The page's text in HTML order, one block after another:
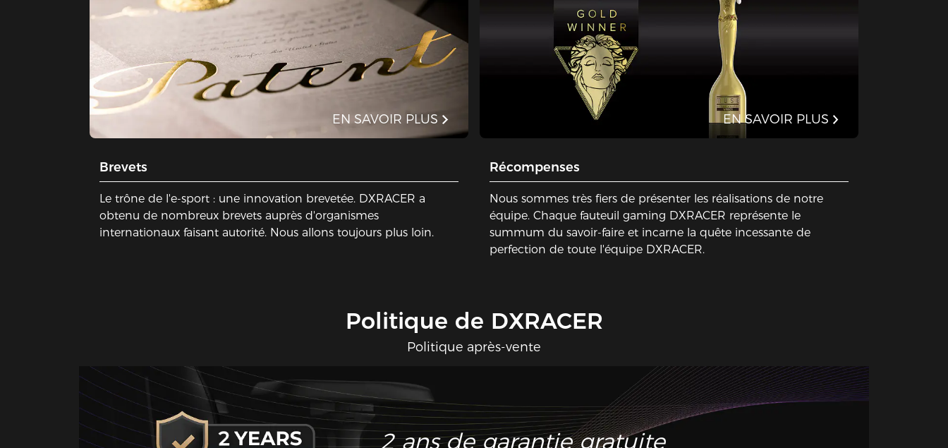
EN SAVOIR PLUS
Brevets
Le trône de l'e-sport : une innovation brevetée. DXRACER a
obtenu de nombreux brevets auprès d'organismes
internationaux faisant autorité. Nous allons toujours plus loin.
EN SAVOIR PLUS
Récompenses
Nous sommes très fiers de présenter les réalisations de notre
équipe. Chaque fauteuil gaming DXRACER représente le
summum du savoir-faire et incarne la quête incessante de
perfection de toute l'équipe DXRACER.
Politique de DXRACER
Politique après-vente
2 ans de garantie gratuite